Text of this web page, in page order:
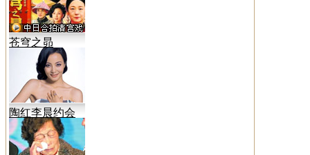
苍穹之昴
陶红李晨约会
曝光